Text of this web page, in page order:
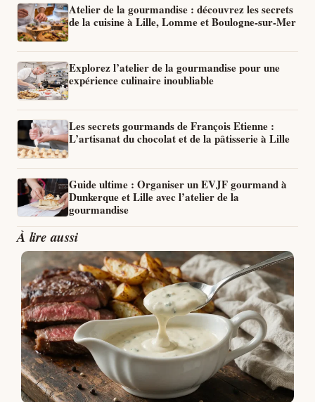
Atelier de la gourmandise : découvrez les secrets
de la cuisine à Lille, Lomme et Boulogne-sur-Mer
Explorez l’atelier de la gourmandise pour une
expérience culinaire inoubliable
Les secrets gourmands de François Etienne :
L’artisanat du chocolat et de la pâtisserie à Lille
Guide ultime : Organiser un EVJF gourmand à
Dunkerque et Lille avec l’atelier de la
gourmandise
À lire aussi